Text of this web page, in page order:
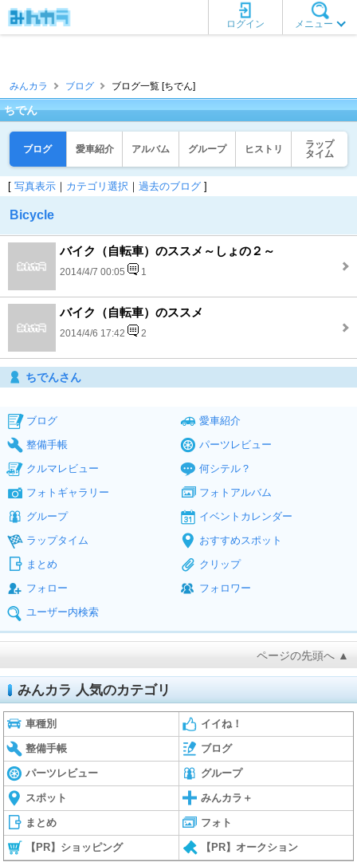
メニュー
ログイン
みんカラ ブログ ブログ一覧 [ちでん]
ちでん
ブログ 愛車紹介 アルバム グループ ヒストリ
ラップ
タイム
[ 写真表示 ｜ カテゴリ選択 ｜ 過去のブログ ]
Bicycle
バイク（自転車）のススメ～しょの２～
2014/4/7 00:05 1
バイク（自転車）のススメ
2014/4/6 17:42 2
ちでんさん
ブログ
愛車紹介
整備手帳
パーツレビュー
クルマレビュー
何シテル？
フォトギャラリー
フォトアルバム
グループ
イベントカレンダー
ラップタイム
おすすめスポット
まとめ
クリップ
フォロー
フォロワー
ユーザー内検索
ページの先頭へ ▲
みんカラ 人気のカテゴリ
車種別 イイね！
整備手帳 ブログ
パーツレビュー グループ
スポット みんカラ＋
まとめ フォト
【PR】ショッピング 【PR】オークション